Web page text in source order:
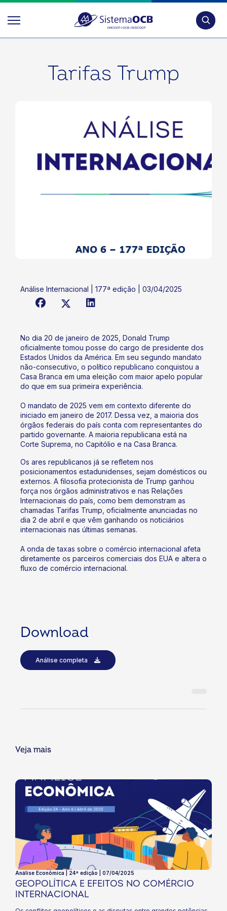
Tarifas Trump
Análise Internacional | 177ª edição | 03/04/2025
No dia 20 de janeiro de 2025, Donald Trump
oficialmente tomou posse do cargo de presidente dos
Estados Unidos da América. Em seu segundo mandato
não-consecutivo, o político republicano conquistou a
Casa Branca em uma eleição com maior apelo popular
do que em sua primeira experiência.
O mandato de 2025 vem em contexto diferente do
iniciado em janeiro de 2017. Dessa vez, a maioria dos
órgãos federais do país conta com representantes do
partido governante. A maioria republicana está na
Corte Suprema, no Capitólio e na Casa Branca.
Os ares republicanos já se refletem nos
posicionamentos estadunidenses, sejam domésticos ou
externos. A filosofia protecionista de Trump ganhou
força nos órgãos administrativos e nas Relações
Internacionais do país, como bem demonstram as
chamadas Tarifas Trump, oficialmente anunciadas no
dia 2 de abril e que vêm ganhando os noticiários
internacionais nas últimas semanas.
A onda de taxas sobre o comércio internacional afeta
diretamente os parceiros comerciais dos EUA e altera o
fluxo de comércio internacional.
Download
Análise completa
Veja mais
Análise Econômica | 24ª edição | 07/04/2025
GEOPOLÍTICA E EFEITOS NO COMÉRCIO
INTERNACIONAL